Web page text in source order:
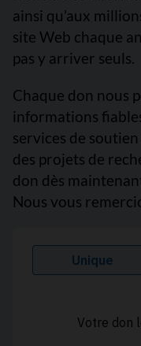
ainsi qu’aux
site Web chaque
pas y arriver seuls.
Chaque don nous
informations
services de
des projets de
don dès
Nous vous